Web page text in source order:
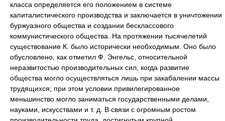
класса определяется его положением в системе
капиталистического производства и заключается в уничтожении
буржуазного общества и создании бесклассового
коммунистического общества. На протяжении тысячелетий
существование К. было исторически необходимым. Оно было
обусловлено, как отметил Ф. Энгельс, относительной
неразвитостью производительных сил, когда развитие
общества могло осуществляться лишь при закабалении массы
трудящихся; при этом условии привилегированное
меньшинство могло заниматься государственными делами,
науками, искусствами и т. д. В связи с огромным ростом